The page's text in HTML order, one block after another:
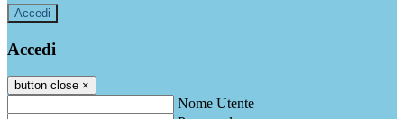
Accedi
Accedi
button close ×
Nome Utente